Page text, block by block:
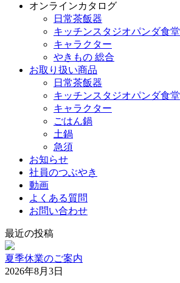
オンラインカタログ
日常茶飯器
キッチンスタジオパンダ食堂
キャラクター
やきもの 総合
お取り扱い商品
日常茶飯器
キッチンスタジオパンダ食堂
キャラクター
ごはん鍋
土鍋
急須
お知らせ
社員のつぶやき
動画
よくある質問
お問い合わせ
最近の投稿
夏季休業のご案内
2026年8月3日